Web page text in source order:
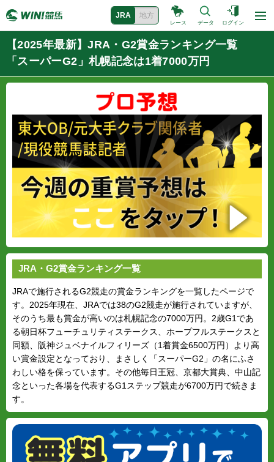
JRA 地方
レース データ ログイン
【2025年最新】JRA・G2賞金ランキング一覧
「スーパーG2」札幌記念は1着7000万円
JRA・G2賞金ランキング一覧
JRAで施行されるG2競走の賞金ランキングを一覧したページで
す。2025年現在、JRAでは38のG2競走が施行されていますが、
そのうち最も賞金が高いのは札幌記念の7000万円。2歳G1であ
る朝日杯フューチュリティステークス、ホープフルステークスと
同額、阪神ジュベナイルフィリーズ（1着賞金6500万円）より高
い賞金設定となっており、まさしく「スーパーG2」の名にふさ
わしい格を保っています。その他毎日王冠、京都大賞典、中山記
念といった各場を代表するG1ステップ競走が6700万円で続きま
す。